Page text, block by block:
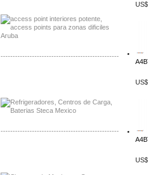
-------------------------------------------------
-------------------------------------------------